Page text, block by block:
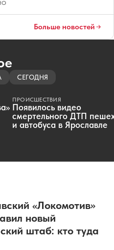
Больше новостей
СЕГОДНЯ
ПРОИСШЕСТВИЯ
Появилось видео
смертельного ДТП
и автобуса в Ярославле
«Локомотив»
новый
штаб: кто туда